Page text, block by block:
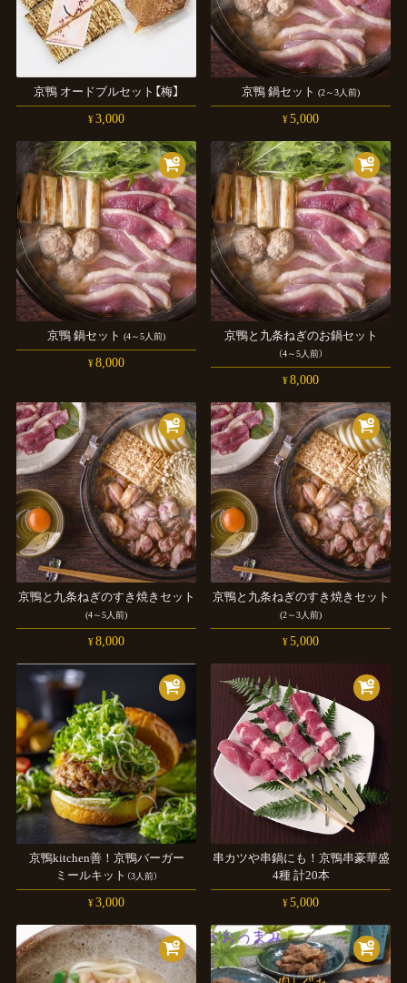
京鴨 オードブルセット 【梅】
¥3,000
京鴨 鍋セット (2～3人前)
¥5,000
京鴨 鍋セット (4～5人前)
¥8,000
京鴨と九条ねぎのお鍋セット
（4～5人前）
¥8,000
京鴨と九条ねぎのすき焼きセット
(4～5人前)
¥8,000
京鴨と九条ねぎのすき焼きセット
(2～3人前)
¥5,000
京鴨kitchen善！ 京鴨バーガー
ミールキット （3人前）
¥3,000
串カツや串鍋にも！ 京鴨串豪華盛
4種 計20本
¥5,000